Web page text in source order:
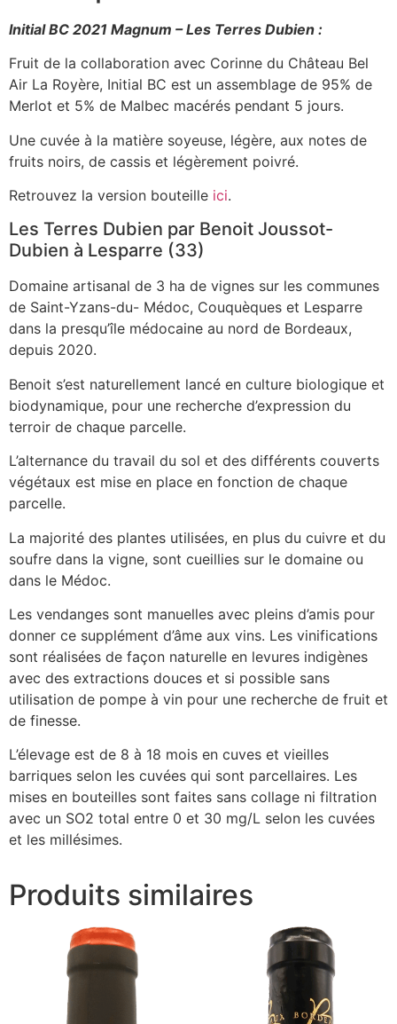
Rouge
150cl
-
11,5%
ALC
Initial BC 2021 Magnum – Les Terres Dubien :
Fruit de la collaboration avec Corinne du Château Bel
Air La Royère, Initial BC est un assemblage de 95% de
Merlot et 5% de Malbec macérés pendant 5 jours.
Une cuvée à la matière soyeuse, légère, aux notes de
fruits noirs, de cassis et légèrement poivré.
Retrouvez la version bouteille ici.
Les Terres Dubien par Benoit Joussot-
Dubien à Lesparre (33)
Domaine artisanal de 3 ha de vignes sur les communes
de Saint-Yzans-du- Médoc, Couquèques et Lesparre
dans la presqu’île médocaine au nord de Bordeaux,
depuis 2020.
Benoit s’est naturellement lancé en culture biologique et
biodynamique, pour une recherche d’expression du
terroir de chaque parcelle.
L’alternance du travail du sol et des différents couverts
végétaux est mise en place en fonction de chaque
parcelle.
La majorité des plantes utilisées, en plus du cuivre et du
soufre dans la vigne, sont cueillies sur le domaine ou
dans le Médoc.
Les vendanges sont manuelles avec pleins d’amis pour
donner ce supplément d’âme aux vins. Les vinifications
sont réalisées de façon naturelle en levures indigènes
avec des extractions douces et si possible sans
utilisation de pompe à vin pour une recherche de fruit et
de finesse.
L’élevage est de 8 à 18 mois en cuves et vieilles
barriques selon les cuvées qui sont parcellaires. Les
mises en bouteilles sont faites sans collage ni filtration
avec un SO2 total entre 0 et 30 mg/L selon les cuvées
et les millésimes.
Produits similaires